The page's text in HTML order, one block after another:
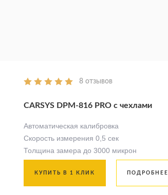
8 отзывов
CARSYS DPM-816 PRO с чехлами
Автоматическая калибровка
Скорость измерения 0,5 сек
Толщина замера до 3000 микрон
КУПИТЬ В 1 КЛИК ПОДРОБНЕЕ